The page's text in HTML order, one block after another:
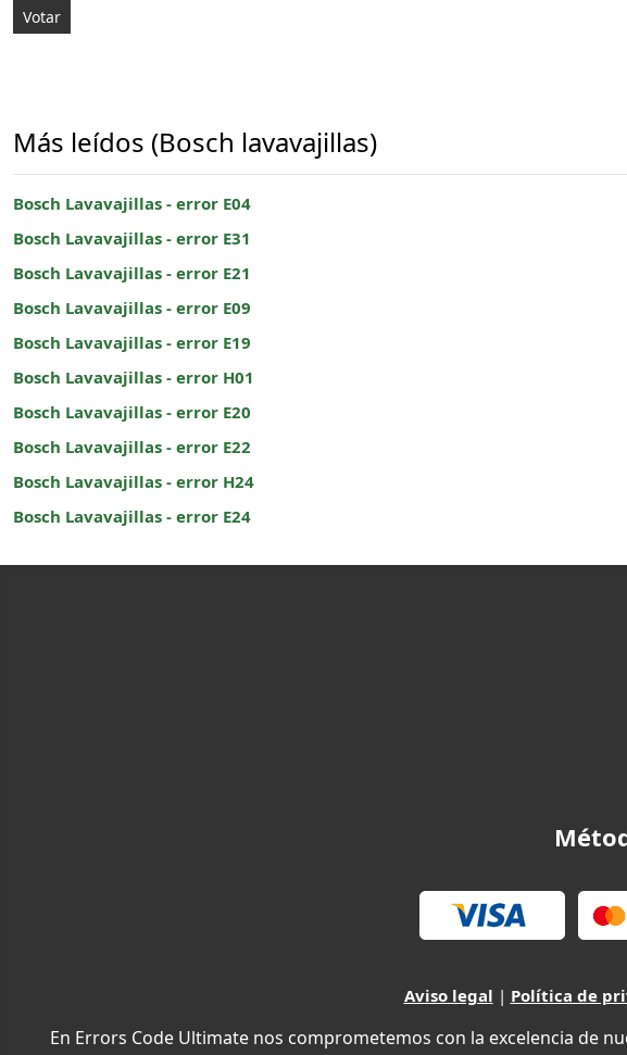
Más leídos (Bosch lavavajillas)
Bosch Lavavajillas - error E04
Bosch Lavavajillas - error E31
Bosch Lavavajillas - error E21
Bosch Lavavajillas - error E09
Bosch Lavavajillas - error E19
Bosch Lavavajillas - error H01
Bosch Lavavajillas - error E20
Bosch Lavavajillas - error E22
Bosch Lavavajillas - error H24
Bosch Lavavajillas - error E24
Aviso legal | Política de
En Errors Code Ultimate nos comprometemos con la excelencia de